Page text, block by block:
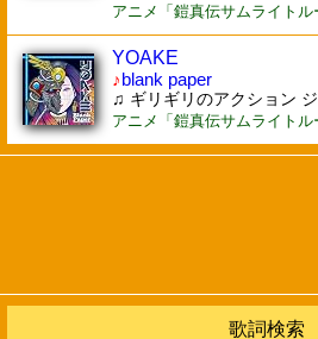
アニメ「鎧真伝サムライトル
YOAKE
♪blank paper
♫ ギリギリのアクション ジ
アニメ「鎧真伝サムライト
歌詞検索